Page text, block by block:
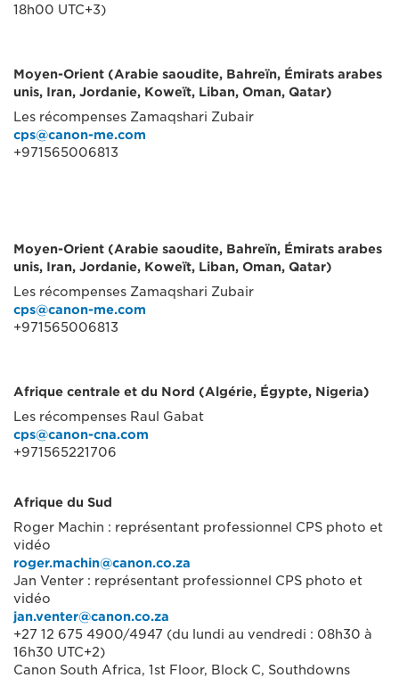
18h00 UTC+3)
Moyen-Orient (Arabie saoudite, Bahreïn, Émirats arabes
unis, Iran, Jordanie, Koweït, Liban, Oman, Qatar)
Les récompenses Zamaqshari Zubair
cps@canon-me.com
+971565006813
Moyen-Orient (Arabie saoudite, Bahreïn, Émirats arabes
unis, Iran, Jordanie, Koweït, Liban, Oman, Qatar)
Les récompenses Zamaqshari Zubair
cps@canon-me.com
+971565006813
Afrique centrale et du Nord (Algérie, Égypte, Nigeria)
Les récompenses Raul Gabat
cps@canon-cna.com
+971565221706
Afrique du Sud
Roger Machin : représentant professionnel CPS photo et
vidéo
roger.machin@canon.co.za
Jan Venter : représentant professionnel CPS photo et
vidéo
jan.venter@canon.co.za
+27 12 675 4900/4947 (du lundi au vendredi : 08h30 à
16h30 UTC+2)
Canon South Africa, 1st Floor, Block C, Southdowns